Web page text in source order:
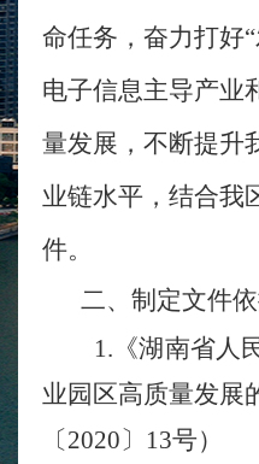
命任务，奋力打好
电子信息主导产业
量发展，不断提升
业链水平，结合我
件。
二、制定文件
1.《湖南省人
业园区高质量发展
〔2020〕13号）